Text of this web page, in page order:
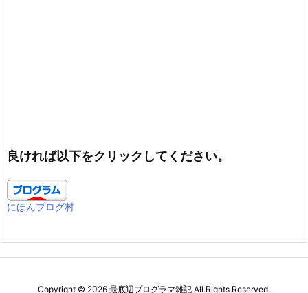
良ければ以下をクリックしてください。
にほんブログ村
Copyright © 2026 最底辺プログラマ雑記 All Rights Reserved.